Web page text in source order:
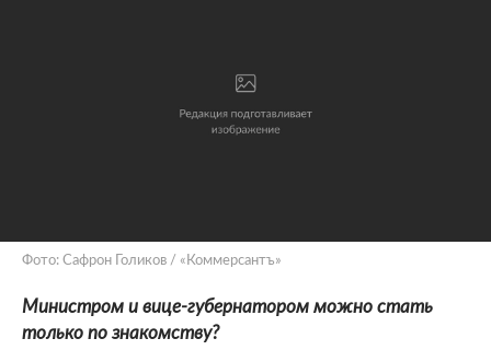
Фото: Сафрон Голиков / «Коммерсантъ»
Министром и вице-губернатором можно стать
только по знакомству?